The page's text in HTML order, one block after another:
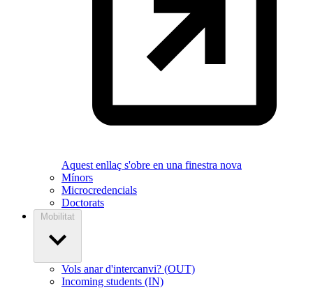
Aquest enllaç s'obre en una finestra nova
Mínors
Microcredencials
Doctorats
Mobilitat
Vols anar d'intercanvi? (OUT)
Incoming students (IN)